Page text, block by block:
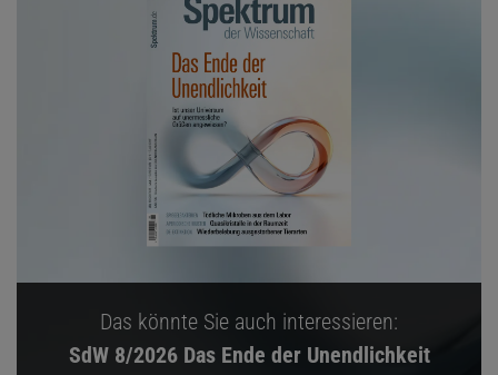
Das könnte Sie auch interessieren:
SdW 8/2026 Das Ende der Unendlichkeit